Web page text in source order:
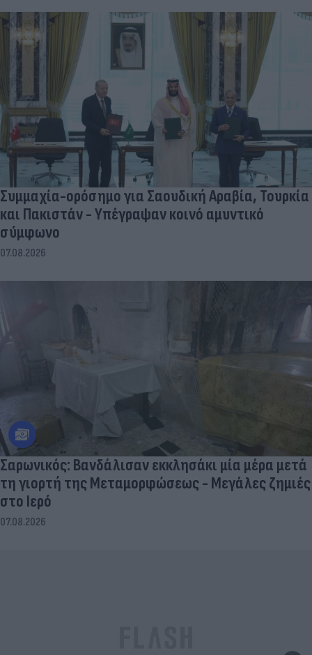
Συμμαχία-ορόσημο για Σαουδική Αραβία, Τουρκία
και Πακιστάν - Υπέγραψαν κοινό αμυντικό
σύμφωνο
07.08.2026
Σαρωνικός: Βανδάλισαν εκκλησάκι μία μέρα μετά
τη γιορτή της Μεταμορφώσεως - Μεγάλες ζημιές
στο Ιερό
07.08.2026